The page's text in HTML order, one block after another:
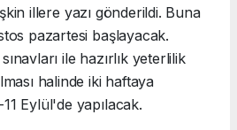
illere yazı gönderildi. Buna
pazartesi başlayacak.
ile hazırlık yeterlilik
halinde iki haftaya
Eylül'de yapılacak.